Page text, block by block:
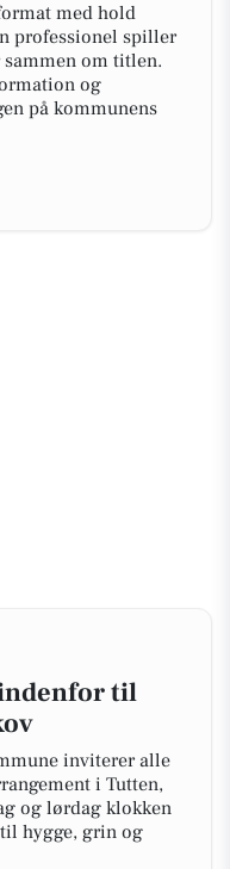
med hold
professionel spiller
om titlen.
og
på kommunens
til
inviterer alle
i Tutten,
og lørdag klokken
hygge, grin og